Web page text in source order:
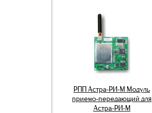
РПП Астра-РИ-М Модуль
приемо-передающий для
Астра-РИ-М